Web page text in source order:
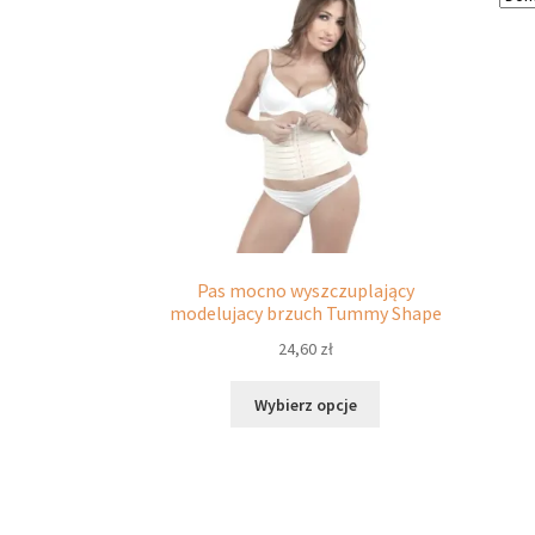
Pas mocno wyszczuplający
modelujacy brzuch Tummy Shape
24,60 zł
Wybierz opcje